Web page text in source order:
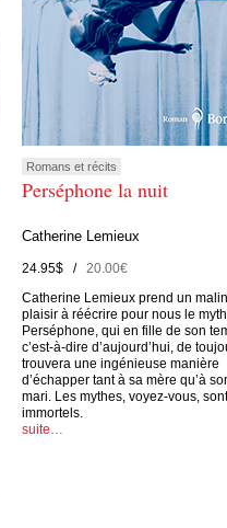
Romans et récits
Perséphone la nuit
Catherine Lemieux
24.95$ /20.00€
Catherine Lemieux prend un malin
plaisir à réécrire pour nous le
Perséphone, qui en fille de son
c’est-à-dire d’aujourd’hui, de
trouvera une ingénieuse manière
d’échapper tant à sa mère qu’à
mari. Les mythes, voyez-vous, sont
immortels.
suite…